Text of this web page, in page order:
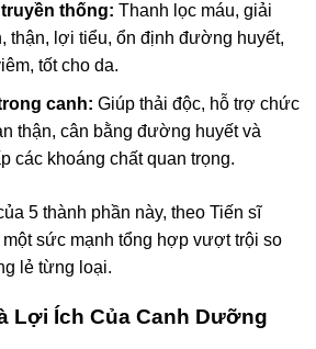
thống: Thanh lọc máu, giải
thận, lợi tiểu, ổn định đường huyết,
tốt cho da.
canh: Giúp thải độc, hỗ trợ chức
thận, cân bằng đường huyết và
các khoáng chất quan trọng.
5 thành phần này, theo Tiến sĩ
một sức mạnh tổng hợp vượt trội so
lẻ từng loại.
Lợi Ích Của Canh Dưỡng